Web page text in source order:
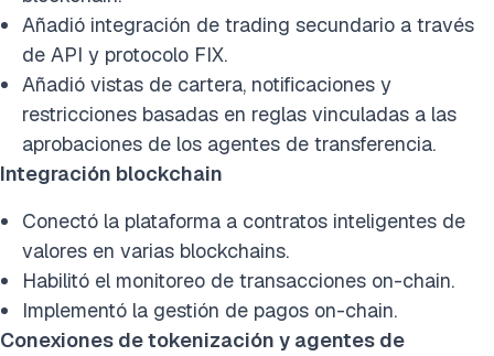
Añadió integración de trading secundario a través
de API y protocolo FIX.
Añadió vistas de cartera, notificaciones y
restricciones basadas en reglas vinculadas a las
aprobaciones de los agentes de transferencia.
Integración blockchain
Conectó la plataforma a contratos inteligentes de
valores en varias blockchains.
Habilitó el monitoreo de transacciones on-chain.
Implementó la gestión de pagos on-chain.
Conexiones de tokenización y agentes de